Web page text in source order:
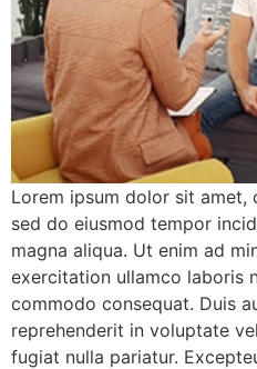
Lorem ipsum dolor sit
sed do eiusmod tempor
magna aliqua. Ut enim ad
exercitation ullamco laboris
commodo consequat. Duis
reprehenderit in voluptate
fugiat nulla pariatur.